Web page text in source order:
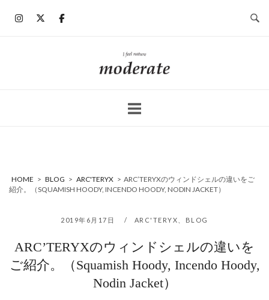
ホ
ー
HOME > BLOG > ARC'TERYX > ARC’TERYXのウィンドシェルの違いをご
紹介。（SQUAMISH HOODY, INCENDO HOODY, NODIN JACKET）
2019年6月17日 ARC'TERYX BLOG
ARC’TERYXのウィンドシェルの違いを
ご紹介。（Squamish Hoody, Incendo Hoody,
Nodin Jacket）